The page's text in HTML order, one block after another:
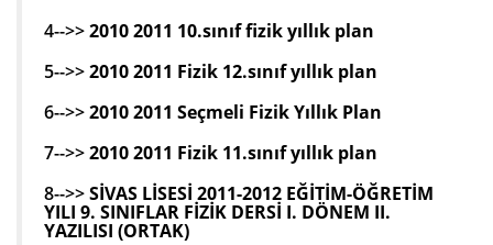
4-->>2010 2011 10.sınıf fizik yıllık plan
5-->>2010 2011 Fizik 12.sınıf yıllık plan
6-->>2010 2011 Seçmeli Fizik Yıllık Plan
7-->>2010 2011 Fizik 11.sınıf yıllık plan
8-->>SİVAS LİSESİ 2011-2012 EĞİTİM-ÖĞRETİM
YILI 9. SINIFLAR FİZİK DERSİ I. DÖNEM II.
YAZILISI (ORTAK)